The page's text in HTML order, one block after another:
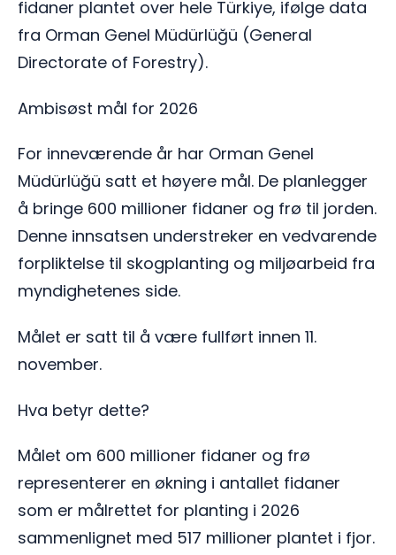
fidaner plantet over hele Türkiye, ifølge data
fra Orman Genel Müdürlüğü (General
Directorate of Forestry).
Ambisøst mål for 2026
For inneværende år har Orman Genel
Müdürlüğü satt et høyere mål. De planlegger
å bringe 600 millioner fidaner og frø til jorden.
Denne innsatsen understreker en vedvarende
forpliktelse til skogplanting og miljøarbeid fra
myndighetenes side.
Målet er satt til å være fullført innen 11.
november.
Hva betyr dette?
Målet om 600 millioner fidaner og frø
representerer en økning i antallet fidaner
som er målrettet for planting i 2026
sammenlignet med 517 millioner plantet i fjor.